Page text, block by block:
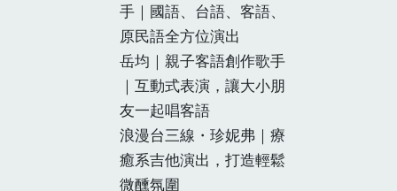
手｜國語、台語、客語、
原民語全方位演出
岳均｜親子客語創作歌手
｜互動式表演，讓大小朋
友一起唱客語
浪漫台三線・珍妮弗｜療
癒系吉他演出，打造輕鬆
微醺氛圍